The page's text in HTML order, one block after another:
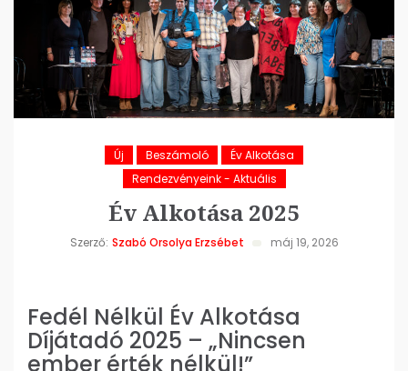
Új Beszámoló
Év Alkotása
Rendezvényeink - Aktuális
Év Alkotása 2025
Szerző: Szabó Orsolya Erzsébet máj 19, 2026
Fedél Nélkül Év Alkotása
Díjátadó 2025 – „Nincsen
ember érték nélkül!”